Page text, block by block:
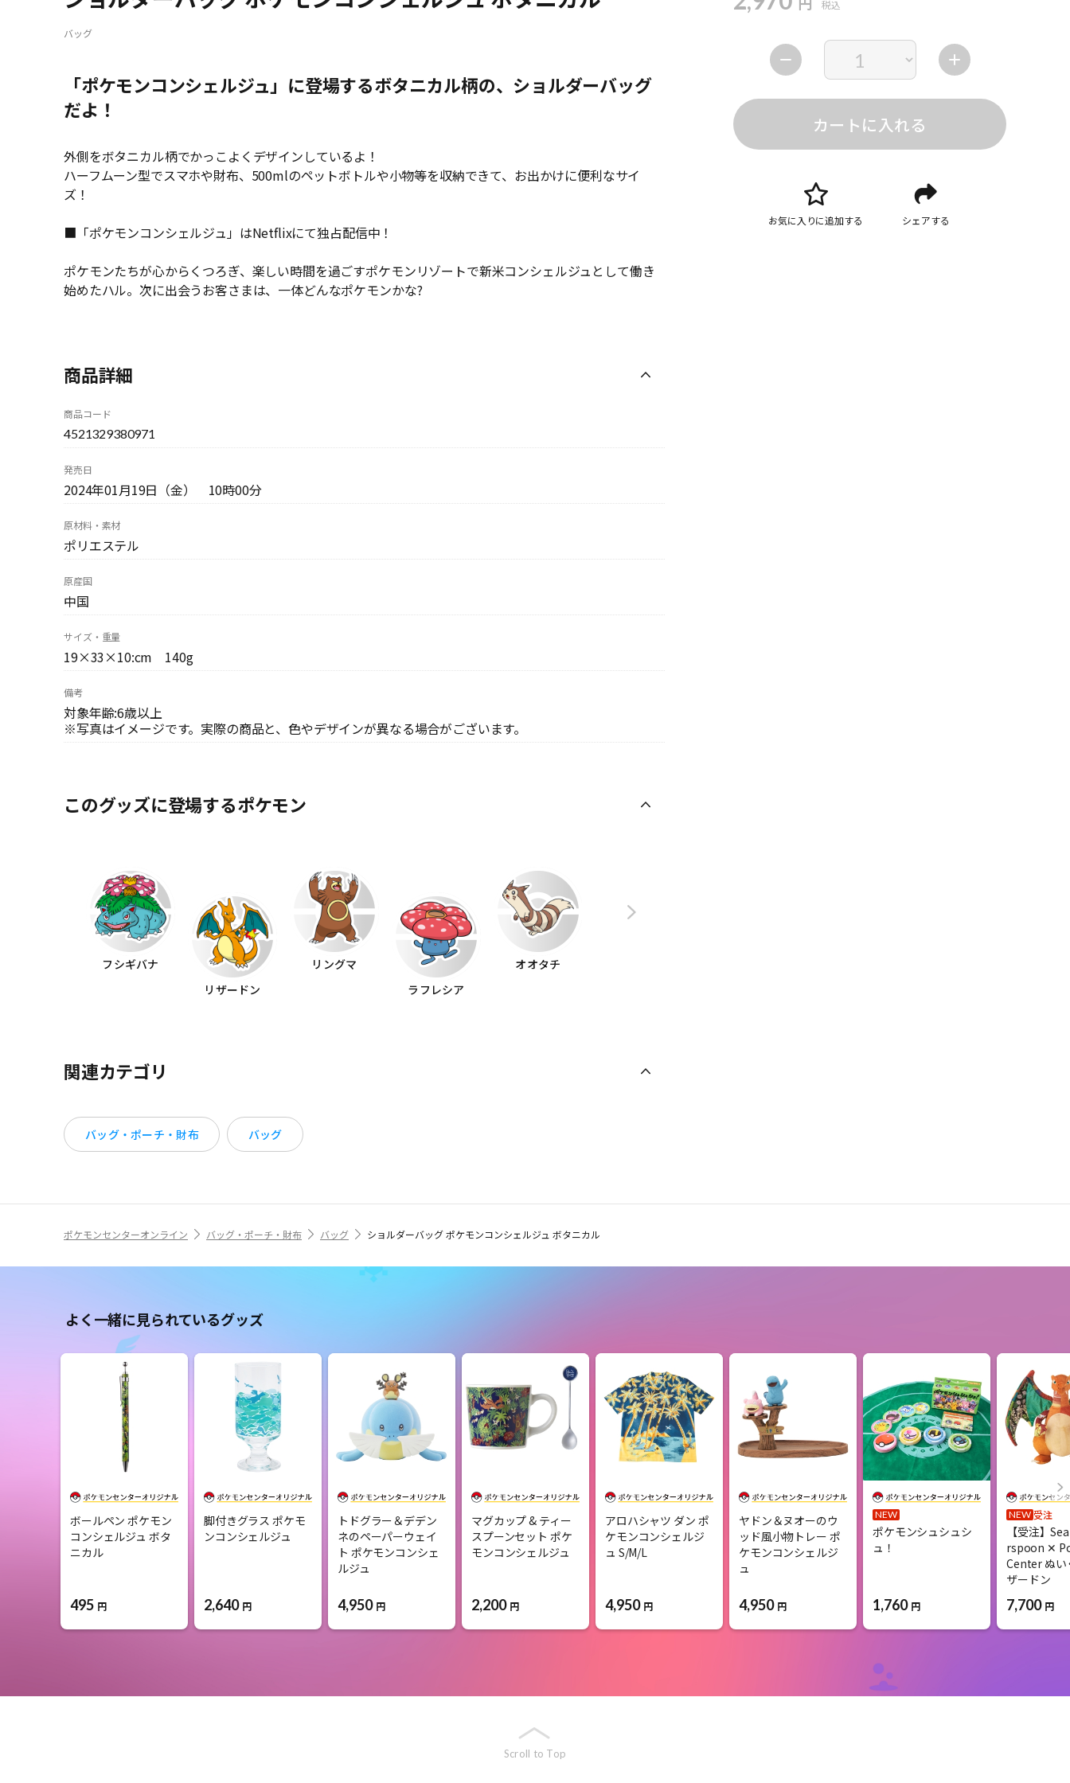
バッグ
税込
カートに入れる
お気に入りに追加する シェアする
「ポケモンコンシェルジュ」に登場するボタニカル柄の、ショルダーバッグ
だよ！
外側をボタニカル柄でかっこよくデザインしているよ！
ハーフムーン型でスマホや財布、500mlのペットボトルや小物等を収納できて、お出かけに便利なサイ
ズ！
■「ポケモンコンシェルジュ」はNetflixにて独占配信中！
ポケモンたちが心からくつろぎ、楽しい時間を過ごすポケモンリゾートで新米コンシェルジュとして働き
始めたハル。次に出会うお客さまは、一体どんなポケモンかな?
商品詳細
商品コード
4521329380971
発売日
2024年01月19日（金） 10時00分
原材料・素材
ポリエステル
原産国
中国
サイズ・重量
19×33×10:cm 140g
備考
対象年齢:6歳以上
※写真はイメージです。実際の商品と、色やデザインが異なる場合がございます。
このグッズに登場するポケモン
フシギバナ
リザードン
リングマ
ラフレシア
オオタチ
関連カテゴリ
バッグ・ポーチ・財布 バッグ
ポケモンセンターオンライン バッグ・ポーチ・財布 バッグ ショルダーバッグ ポケモンコンシェルジュ ボタニカル
よく一緒に見られているグッズ
ボールペン ポケモン
コンシェルジュ ボタ
ニカル
495 円
脚付きグラス ポケモ
ンコンシェルジュ
2,640 円
トドグラー＆デデン
ネのペーパーウェイ
ト ポケモンコンシェ
ルジュ
4,950 円
マグカップ & ティー
スプーンセット ポケ
モンコンシェルジュ
2,200 円
アロハシャツ ダン ポ
ケモンコンシェルジ
ュ S/M/L
4,950 円
ヤドン＆ヌオーのウ
ッド風小物トレー ポ
ケモンコンシェルジ
ュ
4,950 円
NEW
ポケモンシュシュシ
ュ！
1,760 円
NEW 受注
【受注】
rspoon ✕
Center ぬい
ザードン
7,700 円
Scroll to Top